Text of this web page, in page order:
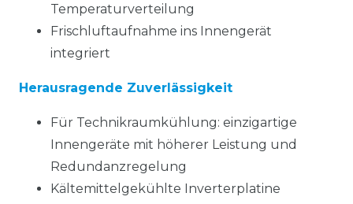
Temperaturverteilung
Frischluftaufnahme ins Innengerät
integriert
Herausragende Zuverlässigkeit
Für Technikraumkühlung: einzigartige
Innengeräte mit höherer Leistung und
Redundanzregelung
Kältemittelgekühlte Inverterplatine